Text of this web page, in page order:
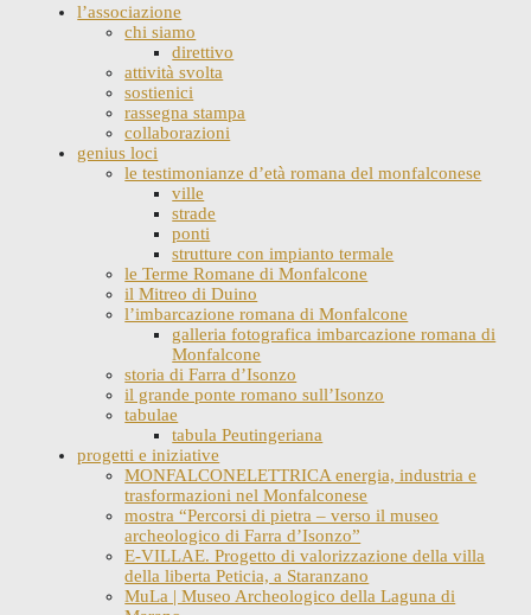
l’associazione
chi siamo
direttivo
attività svolta
sostienici
rassegna stampa
collaborazioni
genius loci
le testimonianze d’età romana del monfalconese
ville
strade
ponti
strutture con impianto termale
le Terme Romane di Monfalcone
il Mitreo di Duino
l’imbarcazione romana di Monfalcone
galleria fotografica imbarcazione romana di
Monfalcone
storia di Farra d’Isonzo
il grande ponte romano sull’Isonzo
tabulae
tabula Peutingeriana
progetti e iniziative
MONFALCONELETTRICA energia, industria e
trasformazioni nel Monfalconese
mostra “Percorsi di pietra – verso il museo
archeologico di Farra d’Isonzo”
E-VILLAE. Progetto di valorizzazione della villa
della liberta Peticia, a Staranzano
MuLa | Museo Archeologico della Laguna di